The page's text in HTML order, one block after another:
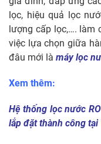
lọc, hiệu quả lọc
lượng cấp lọc,…. làm
việc lựa chọn giữa
đâu mới là máy lọc
Xem thêm:
Hệ thống lọc nước
lắp đặt thành công tại